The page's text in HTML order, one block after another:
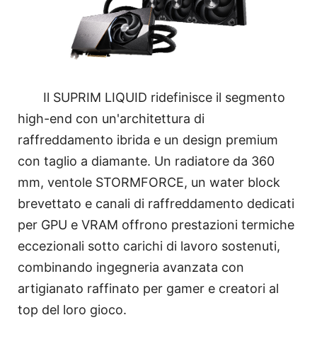
Il SUPRIM LIQUID ridefinisce il segmento
high-end con un'architettura di
raffreddamento ibrida e un design premium
con taglio a diamante. Un radiatore da 360
mm, ventole STORMFORCE, un water block
brevettato e canali di raffreddamento dedicati
per GPU e VRAM offrono prestazioni termiche
eccezionali sotto carichi di lavoro sostenuti,
combinando ingegneria avanzata con
artigianato raffinato per gamer e creatori al
top del loro gioco.